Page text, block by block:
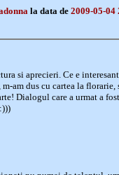
la data de 2009-05-04
si aprecieri. Ce e
am dus cu cartea la
Dialogul care a urmat a